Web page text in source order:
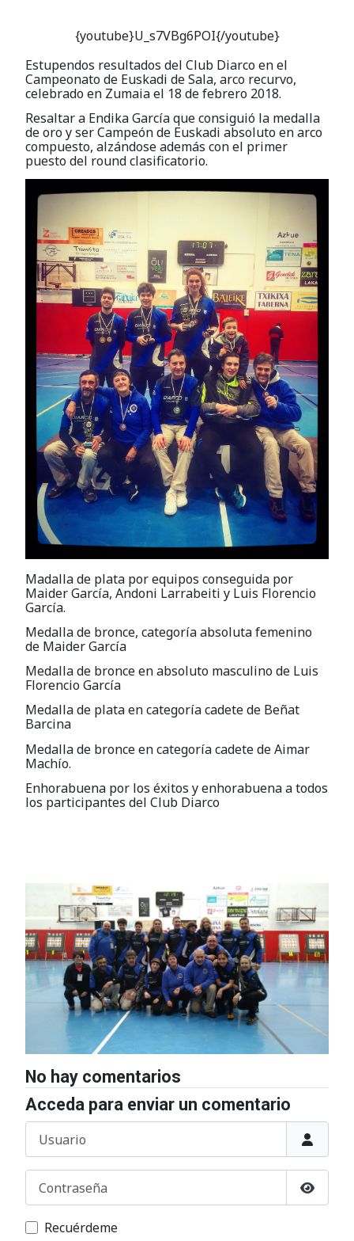
{youtube}U_s7VBg6POI{/youtube}
Estupendos resultados del Club Diarco en el
Campeonato de Euskadi de Sala, arco recurvo,
celebrado en Zumaia el 18 de febrero 2018.
Resaltar a Endika García que consiguió la medalla
de oro y ser Campeón de Euskadi absoluto en arco
compuesto, alzándose además con el primer
puesto del round clasificatorio.
Madalla de plata por equipos conseguida por
Maider García, Andoni Larrabeiti y Luis Florencio
García.
Medalla de bronce, categoría absoluta femenino
de Maider García
Medalla de bronce en absoluto masculino de Luis
Florencio García
Medalla de plata en categoría cadete de Beñat
Barcina
Medalla de bronce en categoría cadete de Aimar
Machío.
Enhorabuena por los éxitos y enhorabuena a todos
los participantes del Club Diarco
No hay comentarios
Acceda para enviar un comentario
Recuérdeme